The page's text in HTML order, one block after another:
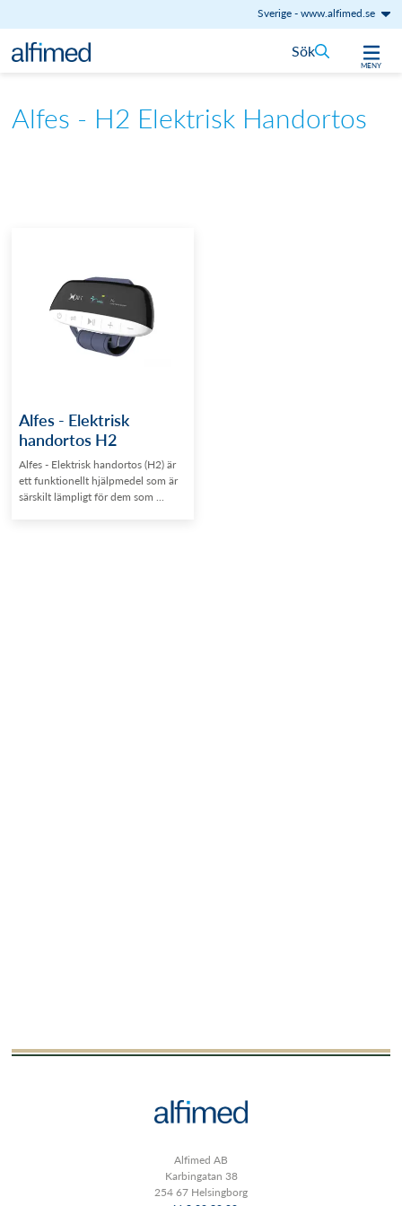
Sverige-www.alfimed.se
Hoppa till innehåll
MENY
Sök
Alfes - H2 Elektrisk Handortos
Alfes - Elektrisk
handortos H2
Alfes - Elektrisk handortos (H2) är
ett funktionellt hjälpmedel som är
särskilt lämpligt för dem som ...
Alfimed AB
Karbingatan 38
254 67 Helsingborg